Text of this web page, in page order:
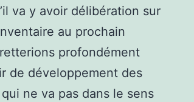
va y avoir délibération sur
au prochain
profondément
de développement des
ne va pas dans le sens